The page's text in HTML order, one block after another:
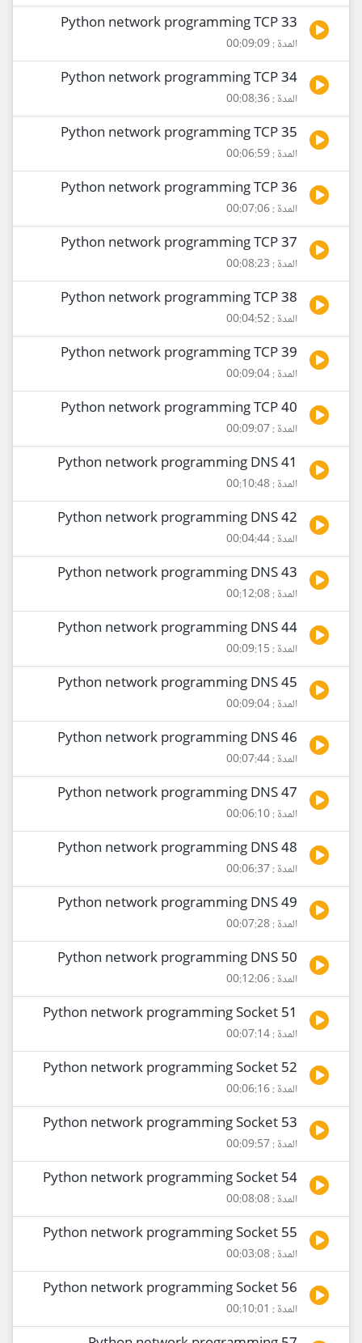
33 Python network programming TCP
المدة : 00:09:09
34 Python network programming TCP
المدة : 00:08:36
35 Python network programming TCP
المدة : 00:06:59
36 Python network programming TCP
المدة : 00:07:06
37 Python network programming TCP
المدة : 00:08:23
38 Python network programming TCP
المدة : 00:04:52
39 Python network programming TCP
المدة : 00:09:04
40 Python network programming TCP
المدة : 00:09:07
41 Python network programming DNS
المدة : 00:10:48
42 Python network programming DNS
المدة : 00:04:44
43 Python network programming DNS
المدة : 00:12:08
44 Python network programming DNS
المدة : 00:09:15
45 Python network programming DNS
المدة : 00:09:04
46 Python network programming DNS
المدة : 00:07:44
47 Python network programming DNS
المدة : 00:06:10
48 Python network programming DNS
المدة : 00:06:37
49 Python network programming DNS
المدة : 00:07:28
50 Python network programming DNS
المدة : 00:12:06
51 Python network programming Socket
المدة : 00:07:14
52 Python network programming Socket
المدة : 00:06:16
53 Python network programming Socket
المدة : 00:09:57
54 Python network programming Socket
المدة : 00:08:08
55 Python network programming Socket
المدة : 00:03:08
56 Python network programming Socket
المدة : 00:10:01